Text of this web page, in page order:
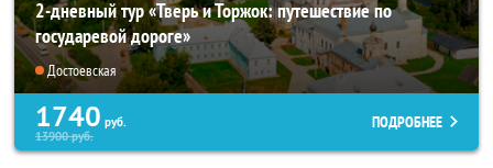
2-дневный тур «Тверь и Торжок: путешествие по
государевой дороге»
Достоевская
1740 руб.
13900руб.
ПОДРОБНЕЕ